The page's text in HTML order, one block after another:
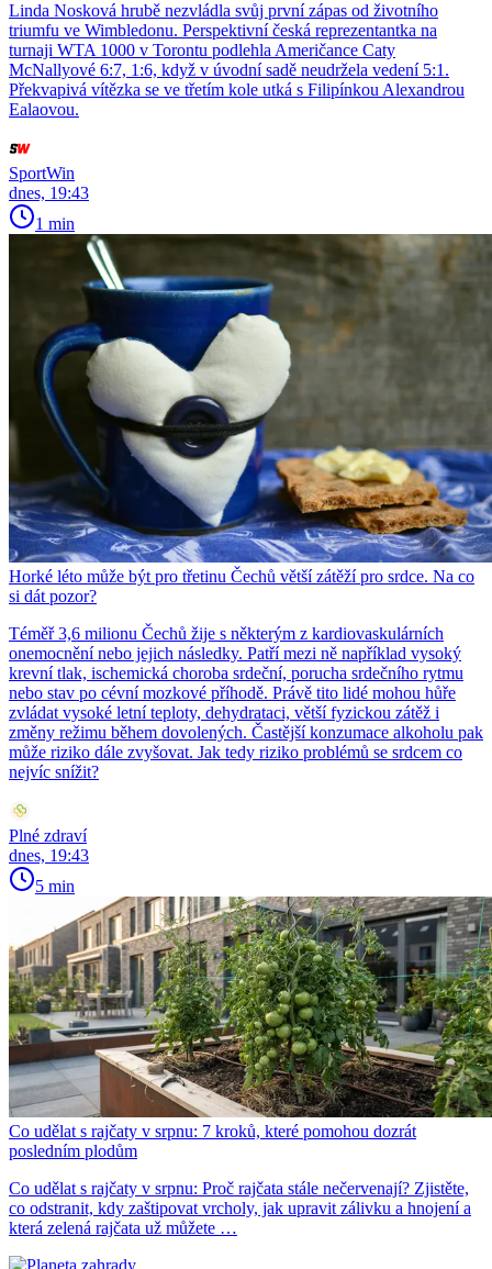
Linda Nosková hrubě nezvládla svůj první zápas od životního
triumfu ve Wimbledonu. Perspektivní česká reprezentantka na
turnaji WTA 1000 v Torontu podlehla Američance Caty
McNallyové 6:7, 1:6, když v úvodní sadě neudržela vedení 5:1.
Překvapivá vítězka se ve třetím kole utká s Filipínkou Alexandrou
Ealaovou.
SportWin
dnes, 19:43
1 min
Horké léto může být pro třetinu Čechů větší zátěží pro srdce. Na co
si dát pozor?
Téměř 3,6 milionu Čechů žije s některým z kardiovaskulárních
onemocnění nebo jejich následky. Patří mezi ně například vysoký
krevní tlak, ischemická choroba srdeční, porucha srdečního rytmu
nebo stav po cévní mozkové příhodě. Právě tito lidé mohou hůře
zvládat vysoké letní teploty, dehydrataci, větší fyzickou zátěž i
změny režimu během dovolených. Častější konzumace alkoholu pak
může riziko dále zvyšovat. Jak tedy riziko problémů se srdcem co
nejvíc snížit?
Plné zdraví
dnes, 19:43
5 min
Co udělat s rajčaty v srpnu: 7 kroků, které pomohou dozrát
posledním plodům
Co udělat s rajčaty v srpnu: Proč rajčata stále nečervenají? Zjistěte,
co odstranit, kdy zaštipovat vrcholy, jak upravit zálivku a hnojení a
která zelená rajčata už můžete …